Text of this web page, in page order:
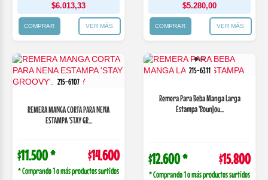
$6.013,33
COMPRAR VER MÁS
$5.280,00
COMPRAR VER MÁS
215-6107
REMERA MANGA CORTA PARA NENA
ESTAMPA 'STAY GR...
$11.500 * $14.600
* Comprando 1 o más productos surtidos
215-6311
Remera Para Beba Manga Larga
Estampa 'Bounjou...
$12.600 * $15.800
* Comprando 1 o más productos surtidos